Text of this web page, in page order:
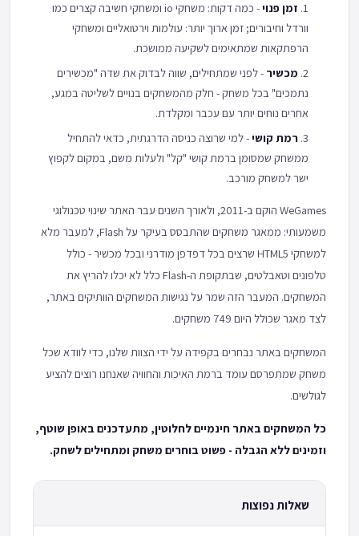
זמן פנוי
- כמה דקות: משחקי io ומשחקי חשיבה קצרים כמו
וורדל וחיבורים; זמן ארוך יותר: עולמות וירטואליים ומשחקי
הרפתקאות שמתאימים לשקיעה ממושכת.
מכשיר - לפני שמתחילים, שווה לבדוק את שדה "מכשירים
נתמכים" בכל משחק - חלק מהמשחקים בנויים לשליטה במגע,
אחרים נוחים יותר עם עכבר ומקלדת.
רמת קושי- למי שרוצה כניסה הדרגתית, כדאי להתחיל
ממשחק שמסומן ברמת קושי "קל" ולעלות משם, במקום לקפוץ
ישר למשחק מורכב.
WeGames הוקם ב-2011, ולאורך השנים עבר האתר שינוי טכנולוגי
משמעותי: ממאגר משחקים שהתבסס בעיקר על Flash, למעבר מלא
למשחקי HTML5 שרצים בכל דפדפן מודרני ובכל מכשיר - כולל
טלפונים וטאבלטים, שבתקופת ה-Flash כלל לא יכלו להריץ את
המשחקים. המעבר הזה שמר על נגישות המשחקים הוותיקים באתר,
לצד מאגר שכולל היום 749 משחקים.
המשחקים באתר נבחרים בקפידה על ידי הצוות שלנו, כדי לוודא שכל
משחק שמתפרסם עומד ברמת האיכות והחוויה שאנחנו רוצים להציע
לגולשים.
כל המשחקים באתר חינמיים לחלוטין, מתעדכנים באופן שוטף,
וזמינים ללא הגבלה - פשוט בוחרים משחק ומתחילים לשחק.
שאלות נפוצות